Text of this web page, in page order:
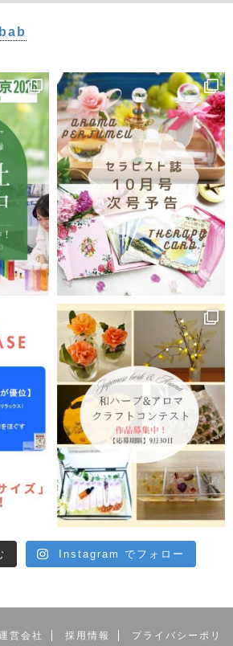
Instagram でフォロー
営会社 採用情報 プライバシーポリ